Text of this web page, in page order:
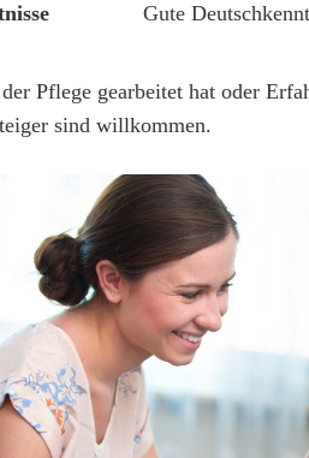
Gute
Pflege gearbeitet hat oder
sind willkommen.